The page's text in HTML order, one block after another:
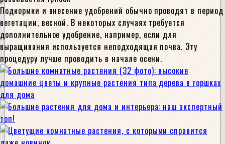
Подкормки и внесение удобрений обычно проводят в период
вегетации, весной. В некоторых случаях требуется
дополнительное удобрение, например, если для
выращивания используется неподходящая почва. Эту
процедуру лучше проводить в начале осени.